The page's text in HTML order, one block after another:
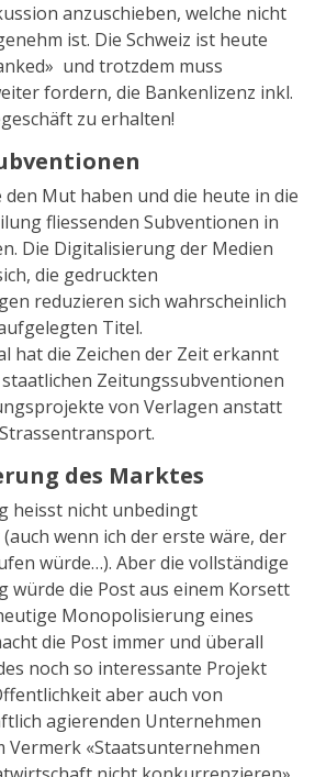
anzuschieben, welche nicht
ist. Die Schweiz ist heute
und trotzdem muss
fordern, die Bankenlizenz inkl.
zu erhalten!
den Mut haben und die heute in die
fliessenden Subventionen in
Die Digitalisierung der Medien
die gedruckten
reduzieren sich wahrscheinlich
Titel.
hat die Zeichen der Zeit erkannt
Zeitungssubventionen
von Verlagen anstatt
des Marktes
heisst nicht unbedingt
wenn ich der erste wäre, der
würde…). Aber die vollständige
würde die Post aus einem Korsett
Monopolisierung eines
die Post immer und überall
noch so interessante Projekt
aber auch von
agierenden Unternehmen
Vermerk «Staatsunternehmen